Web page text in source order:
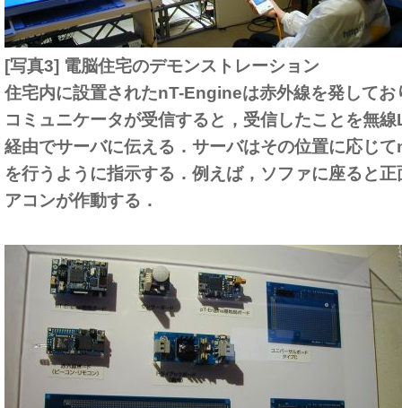
[写真3] 電脳住宅のデモンストレーション
住宅内に設置されたnT-Engineは赤外線を発してお
コミュニケータが受信すると，受信したことを無
経由でサーバに伝える．サーバはその位置に応じ
を行うように指示する．例えば，ソファに座ると
アコンが作動する．